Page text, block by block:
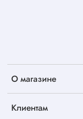
О магазине
Клиентам